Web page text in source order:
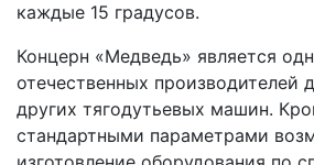
каждые 15 градусов.
Концерн «Медведь» является
отечественных производителей
других тягодутьевых машин.
стандартными параметрами